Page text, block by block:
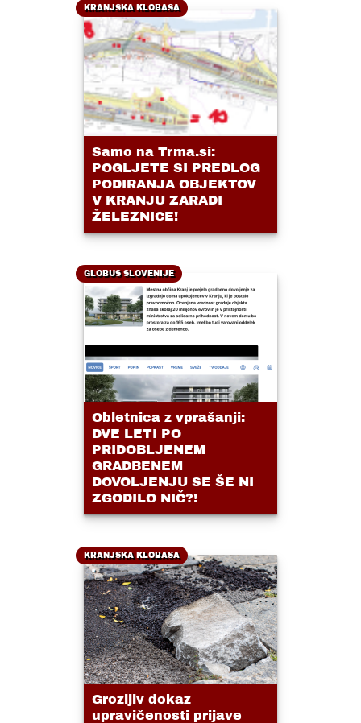
KRANJSKA KLOBASA
Samo na Trma.si:
POGLJETE SI PREDLOG
PODIRANJA OBJEKTOV
V KRANJU ZARADI
ŽELEZNICE!
GLOBUS SLOVENIJE
Obletnica z vprašanji:
DVE LETI PO
PRIDOBLJENEM
GRADBENEM
DOVOLJENJU SE ŠE NI
ZGODILO NIČ?!
KRANJSKA KLOBASA
Grozljiv dokaz
upravičenosti prijave